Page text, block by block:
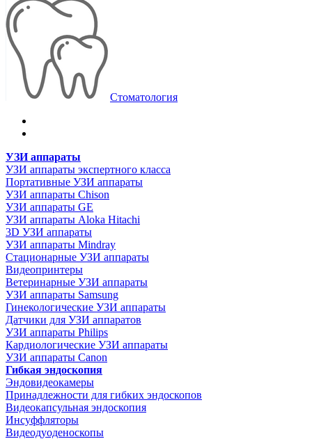
Стоматология
УЗИ аппараты
УЗИ аппараты экспертного класса
Портативные УЗИ аппараты
УЗИ аппараты Chison
УЗИ аппараты GE
УЗИ аппараты Aloka Hitachi
3D УЗИ аппараты
УЗИ аппараты Mindray
Стационарные УЗИ аппараты
Видеопринтеры
Ветеринарные УЗИ аппараты
УЗИ аппараты Samsung
Гинекологические УЗИ аппараты
Датчики для УЗИ аппаратов
УЗИ аппараты Philips
Кардиологические УЗИ аппараты
УЗИ аппараты Canon
Гибкая эндоскопия
Эндовидеокамеры
Принадлежности для гибких эндоскопов
Видеокапсульная эндоскопия
Инсуффляторы
Видеодуоденоскопы